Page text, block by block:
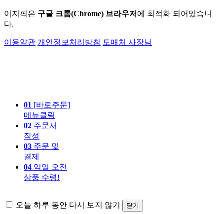
이지픽은 구글 크롬(Chrome) 브라우저 에 최적화 되어있습니
다.
이용약관 개인정보처리방침 도매처 사장님
01 [바로주문]
메뉴클릭
02 주문서
작성
03 주문 및
결제
04 익일 오전
상품 수령!
오늘 하루 동안 다시 보지 않기 닫기